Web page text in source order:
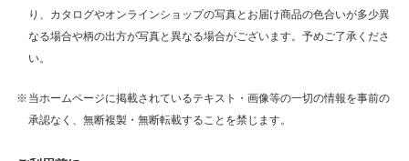
り、カタログやオンラインショップの写真とお届け商品の色合いが多少異
なる場合や柄の出方が写真と異なる場合がございます。予めご了承くださ
い。
当ホームページに掲載されているテキスト・画像等の一切の情報を事前の
承認なく、無断複製・無断転載することを禁じます。